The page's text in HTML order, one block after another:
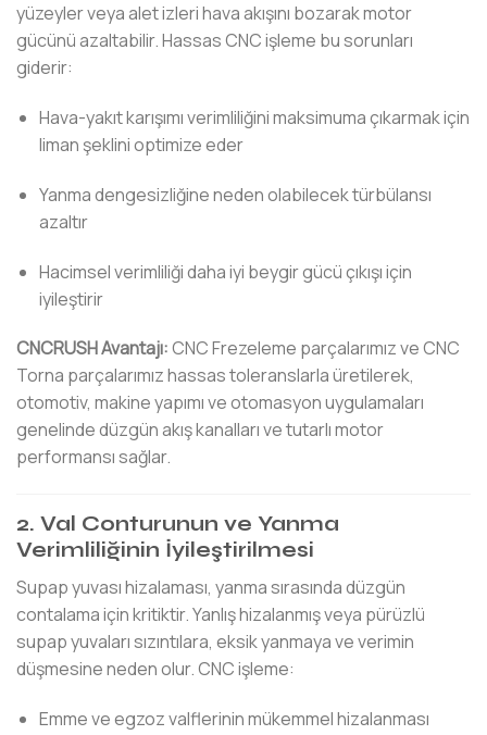
yüzeyler veya alet izleri hava akışını bozarak motor
gücünü azaltabilir. Hassas CNC işleme bu sorunları
giderir:
Hava-yakıt karışımı verimliliğini maksimuma çıkarmak için
liman şeklini optimize eder
Yanma dengesizliğine neden olabilecek türbülansı
azaltır
Hacimsel verimliliği daha iyi beygir gücü çıkışı için
iyileştirir
CNCRUSH Avantajı:CNC Frezeleme parçalarımız ve CNC
Torna parçalarımız hassas toleranslarla üretilerek,
otomotiv, makine yapımı ve otomasyon uygulamaları
genelinde düzgün akış kanalları ve tutarlı motor
performansı sağlar.
2. Val Conturunun ve Yanma
Verimliliğinin İyileştirilmesi
Supap yuvası hizalaması, yanma sırasında düzgün
contalama için kritiktir. Yanlış hizalanmış veya pürüzlü
supap yuvaları sızıntılara, eksik yanmaya ve verimin
düşmesine neden olur. CNC işleme:
Emme ve egzoz valflerinin mükemmel hizalanması